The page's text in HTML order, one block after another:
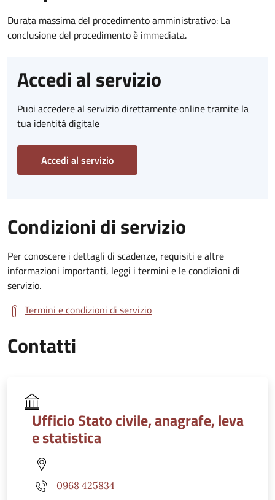
Durata massima del procedimento amministrativo: La
conclusione del procedimento è immediata.
Accedi al servizio
Puoi accedere al servizio direttamente online tramite la
tua identità digitale
Accedi al servizio
Condizioni di servizio
Per conoscere i dettagli di scadenze, requisiti e altre
informazioni importanti, leggi i termini e le condizioni di
servizio.
Termini e condizioni di servizio
Contatti
Ufficio Stato civile, anagrafe, leva
e statistica
0968 425834